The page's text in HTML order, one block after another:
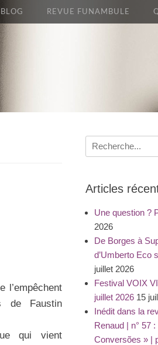
BLOG REVUE FUNAMBULE
l’empêchent
de Faustin
qui vient
Recherche
pour
Articles
Une question ?
2026
De Borges à
d’Umberto Eco
juillet 2026
Festival VOIX
juillet 2026 15
Inédit dans la
Renaud | n° 57
Conversões » |